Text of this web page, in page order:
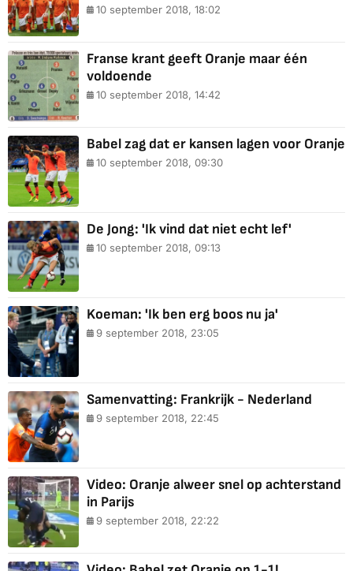
10 september 2018, 18:02
Franse krant geeft Oranje maar één
voldoende
10 september 2018, 14:42
Babel zag dat er kansen lagen voor Oranje
10 september 2018, 09:30
De Jong: 'Ik vind dat niet echt lef'
10 september 2018, 09:13
Koeman: 'Ik ben erg boos nu ja'
9 september 2018, 23:05
Samenvatting: Frankrijk - Nederland
9 september 2018, 22:45
Video: Oranje alweer snel op achterstand
in Parijs
9 september 2018, 22:22